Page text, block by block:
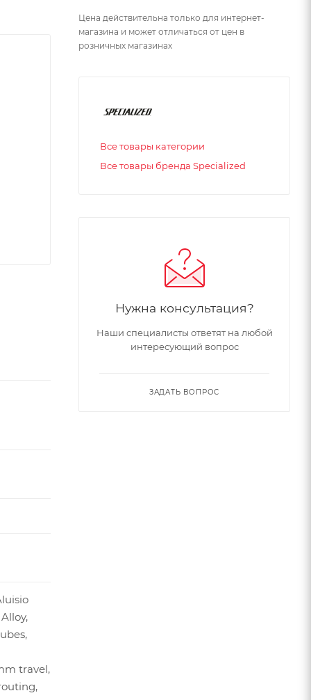
travel,
Цена действительна только для интернет-
магазина и может отличаться от цен в
розничных магазинах
Все товары категории
Все товары бренда Specialized
Нужна консультация?
Наши специалисты ответят на любой
интересующий вопрос
ЗАДАТЬ ВОПРОС